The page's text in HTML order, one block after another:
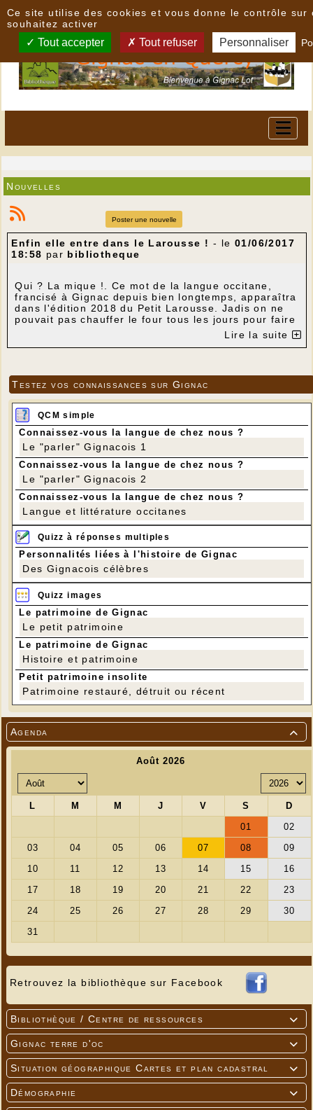

Agenda
Retrouvez la bibliothèque sur Facebook

Bibliothèque / Centre de ressources

Gignac terre d'oc

Situation géographique Cartes et plan cadastral

Démographie
Nouvelles
Poster une nouvelle
Enfin elle entre dans le Larousse ! - le 01/06/2017
18:58 par bibliotheque
Qui ? La mique !. Ce mot de la langue occitane,
francisé à Gignac depuis bien longtemps, apparaîtra
dans l'édition 2018 du Petit Larousse. Jadis on ne
pouvait pas chauffer le four tous les jours pour faire
du pain. Aussi les ménagères mettaient-elles parfois
cette boule de pâte dans le bouillon où cuisaient
légèrement collante à l'extérieur et moelleuse à
l'intérieur. En général on l'accompagnait de petit
salé, rarement avec un civet ou de la confiture. On
l'appelait aussi "farce dure".
Lire la suite
Testez vos connaissances sur Gignac
QCM simple
Connaissez-vous la langue de chez nous ?
Le "parler" Gignacois 1
Connaissez-vous la langue de chez nous ?
Le "parler" Gignacois 2
Connaissez-vous la langue de chez nous ?
Langue et littérature occitanes
Quizz à réponses multiples
Personnalités liées à l'histoire de Gignac
Des Gignacois célèbres
Quizz images
Le patrimoine de Gignac
Le petit patrimoine
Le patrimoine de Gignac
Histoire et patrimoine
Petit patrimoine insolite
Patrimoine restauré, détruit ou récent
Ce site utilise des cookies et vous donne le contrôle sur
souhaitez activer
Tout accepter Tout refuser Personnaliser